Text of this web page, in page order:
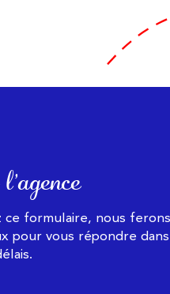
ce formulaire, nous
pour vous répondre